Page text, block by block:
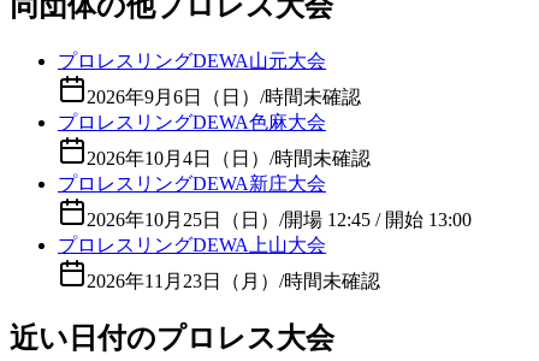
プロレスリングDEWA山元大会
2026年9月6日（日） /時間未確認
プロレスリングDEWA色麻大会
2026年10月4日（日） /時間未確認
プロレスリングDEWA新庄大会
2026年10月25日（日） /開場 12:45 / 開始 13:00
プロレスリングDEWA上山大会
2026年11月23日（月） /時間未確認
近い日付のプロレス大会